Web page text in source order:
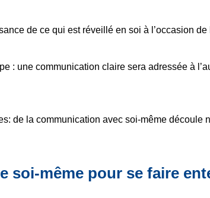
de ce qui est réveillé en soi à l’occasion de
: une communication claire sera adressée à
de la communication avec soi-même
soi-même pour se faire